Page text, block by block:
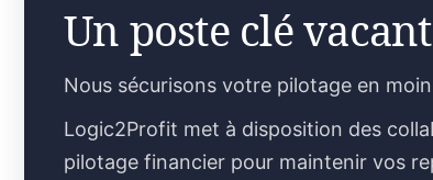
Un poste clé
Nous sécurisons votre pilotage en
Logic2Profit met à disposition des
pilotage financier pour maintenir vos